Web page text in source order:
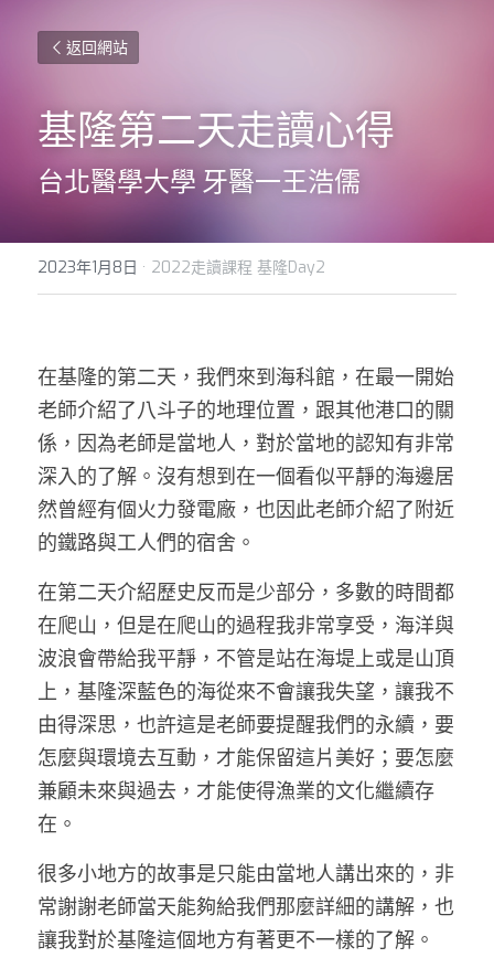
返回網站
基隆第二天走讀心得
台北醫學大學 牙醫一王浩儒
2023年1月8日 · 2022走讀課程 基隆Day2
在基隆的第二天，我們來到海科館，在最一開始
老師介紹了八斗子的地理位置，跟其他港口的關
係，因為老師是當地人，對於當地的認知有非常
深入的了解。沒有想到在一個看似平靜的海邊居
然曾經有個火力發電廠，也因此老師介紹了附近
的鐵路與工人們的宿舍。
在第二天介紹歷史反而是少部分，多數的時間都
在爬山，但是在爬山的過程我非常享受，海洋與
波浪會帶給我平靜，不管是站在海堤上或是山頂
上，基隆深藍色的海從來不會讓我失望，讓我不
由得深思，也許這是老師要提醒我們的永續，要
怎麼與環境去互動，才能保留這片美好；要怎麼
兼顧未來與過去，才能使得漁業的文化繼續存
在。
很多小地方的故事是只能由當地人講出來的，非
常謝謝老師當天能夠給我們那麼詳細的講解，也
讓我對於基隆這個地方有著更不一樣的了解。